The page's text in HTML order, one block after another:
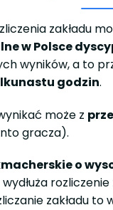
zakładu
w Polsce
wyników, a to
godzin.
może z
gracza).
o
zakładu